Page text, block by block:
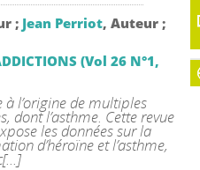
; Jean Perriot, Auteur ;
(Vol 26 N°1,
à l’origine de multiples
dont l’asthme. Cette revue
les données sur la
d’héroïne et l’asthme,